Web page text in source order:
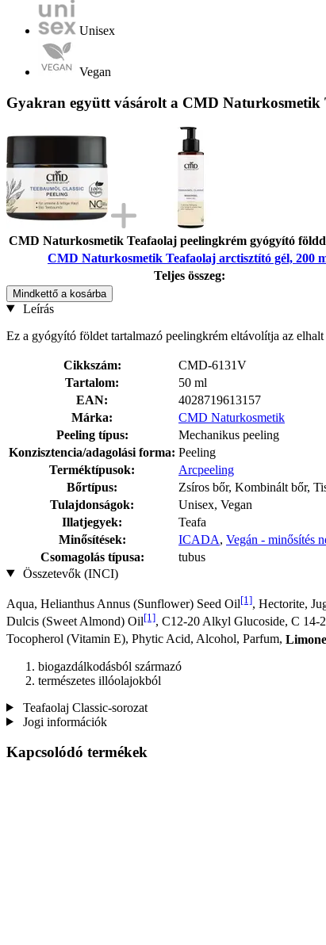
Unisex
Vegan
Gyakran együtt vásárolt a CMD Naturkosmetik
CMD Naturkosmetik Teafaolaj peelingkrém gyógyító
CMD Naturkosmetik Teafaolaj arctisztító gél, 200
Teljes összeg:
Mindkettő a kosárba
Leírás
Ez a gyógyító földet tartalmazó peelingkrém eltávolítja az
Cikkszám:
CMD-6131V
Tartalom:
50 ml
EAN:
4028719613157
Márka:
CMD Naturkosmetik
Peeling típus:
Mechanikus peeling
Konzisztencia/adagolási forma: Peeling
Terméktípusok:
Arcpeeling
Bőrtípus:
Zsíros bőr, Kombinált bőr,
Tulajdonságok:
Unisex, Vegan
Illatjegyek:
Teafa
Minősítések:
ICADA, Vegán - minősítés
Csomagolás típusa:
tubus
Összetevők (INCI)
Aqua, Helianthus Annus (Sunflower) Seed Oil[1], Hectorite,
Dulcis (Sweet Almond) Oil[1], C12-20 Alkyl Glucoside, C
Tocopherol (Vitamin E), Phytic Acid, Alcohol, Parfum,
biogazdálkodásból származó
természetes illóolajokból
Teafaolaj Classic-sorozat
Jogi információk
Kapcsolódó termékek